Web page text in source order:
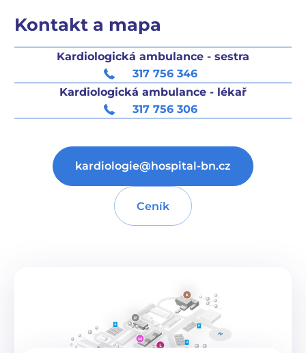
Kontakt a mapa
Kardiologická ambulance - sestra
317 756 346
Kardiologická ambulance - lékař
317 756 306
kardiologie@hospital-bn.cz
Ceník